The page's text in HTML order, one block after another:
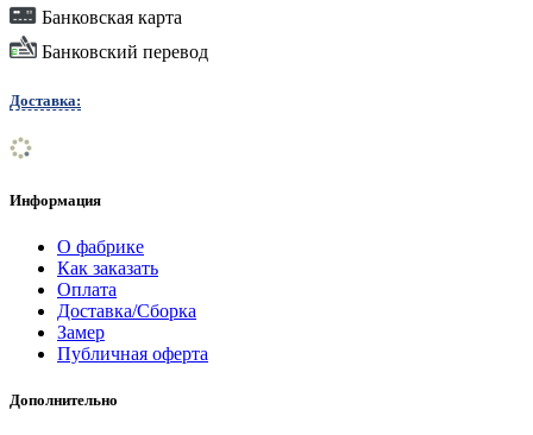
Банковская карта
Банковский перевод
Доставка:
Информация
О фабрике
Как заказать
Оплата
Доставка/Сборка
Замер
Публичная оферта
Дополнительно